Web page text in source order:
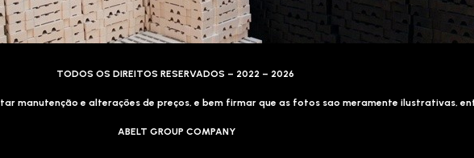
TODOS OS DIREITOS RESERVADOS – 2022 – 2026
manutenção e alterações de preços, e bem firmar que as fotos sao meramente ilustrativas,
ABELT GROUP COMPANY